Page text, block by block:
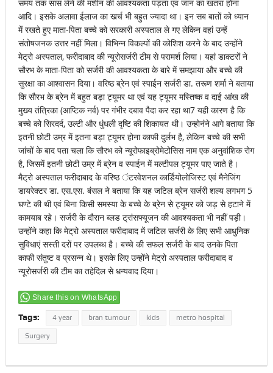
समय तक सांस लेने की मशीन की आवश्यकता पड़ता एवं जान का खतरा होना
आदि। इसके अलावा ईलाज का खर्च भी बहुत ज्यादा था। इन सब बातों को ध्यान
में रखते हुए माता-पिता बच्चे को सरकारी अस्पताल ले गए लेकिन वहां उन्हें
संतोषजनक उत्तर नहीं मिला। विभिन्न विकल्पों की कोशिश करने के बाद उन्होंने
मेट्रो अस्पताल, फरीदाबाद की न्यूरोसर्जरी टीम से परामर्श लिया। यहां डाक्टरों ने
सौरभ के माता-पिता को सर्जरी की आवश्यकता के बारे में समझाया और बच्चे की
सुरक्षा का आश्वासन दिया। वरिष्ठ ब्रेन एवं स्पाईन सर्जरी डा. तरूण शर्मा ने बताया
कि सौरभ के ब्रेन में बहुत बड़ा ट्यूमर था एवं यह ट्यूमर मस्तिष्क व दाई आंख की
मुख्य तंत्रिका (आप्टिक नर्व) पर गंभीर दबाव पैदा कर रहा था7 यही कारण है कि
बच्चे को सिरदर्द, उल्टी और धुंधली दृष्टि की शिकायत थी। उन्होनंने आगे बताया कि
इतनी छोटी उम्र में इतना बड़ा ट्यूमर होना काफी दुर्लभ है, लेकिन बच्चे की सभी
जांचों के बाद पता चला कि सौरभ को न्यूरोफाइब्रोमेटोसिस नाम एक अनुवांशिक रोग
है, जिसमें इतनी छोटी उम्र में ब्रेन व स्पाईन में मल्टीपल ट्यूमर पाए जाते है।
मैट्रो अस्पताल फरीदाबाद के वरिष्ठ ंटरवेशनल कार्डियोलोजिस्ट एवं मैनेजिंग
डायरेक्टर डा. एस.एस. बंसल ने बताया कि यह जटिल ब्रेन सर्जरी शल्य लगभग 5
घण्टे की थी एवं बिना किसी समस्या के बच्चे के ब्रेन से ट्यूमर को जड़ से हटाने में
कामयाब रहे। सर्जरी के दौरान ब्लड ट्रांसफ्यूजन की आवश्यकता भी नहीं पड़ी।
उन्होंने कहा कि मेट्रो अस्पताल फरीदाबाद में जटिल सर्जरी के लिए सभी आधुनिक
सुविधाएं सस्ती दरों पर उपलब्ध है। बच्चे की सफल सर्जरी के बाद उनके पिता
काफी संतुष्ट व प्रसन्न थे। इसके लिए उन्होंने मेट्रो अस्पताल फरीदाबाद व
न्यूरोसर्जरी की टीम का तहेदिल से धन्यवाद दिया।
Share this on WhatsApp
Tags: 4 year bran tumour kids metro hospital
Surgery